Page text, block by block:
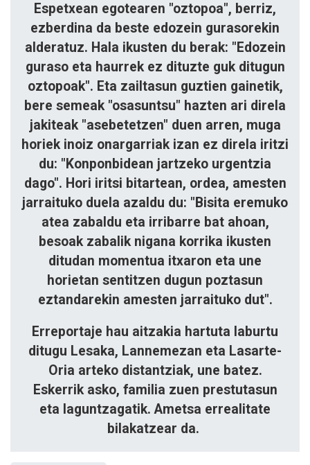
Espetxean egotearen "oztopoa", berriz,
ezberdina da beste edozein gurasorekin
alderatuz. Hala ikusten du berak: "Edozein
guraso eta haurrek ez dituzte guk ditugun
oztopoak". Eta zailtasun guztien gainetik,
bere semeak "osasuntsu" hazten ari direla
jakiteak "asebetetzen" duen arren, muga
horiek inoiz onargarriak izan ez direla iritzi
du: "Konponbidean jartzeko urgentzia
dago". Hori iritsi bitartean, ordea, amesten
jarraituko duela azaldu du: "Bisita eremuko
atea zabaldu eta irribarre bat ahoan,
besoak zabalik nigana korrika ikusten
ditudan momentua itxaron eta une
horietan sentitzen dugun poztasun
eztandarekin amesten jarraituko dut".
Erreportaje hau aitzakia hartuta laburtu
ditugu Lesaka, Lannemezan eta Lasarte-
Oria arteko distantziak, une batez.
Eskerrik asko, familia zuen prestutasun
eta laguntzagatik. Ametsa errealitate
bilakatzear da.